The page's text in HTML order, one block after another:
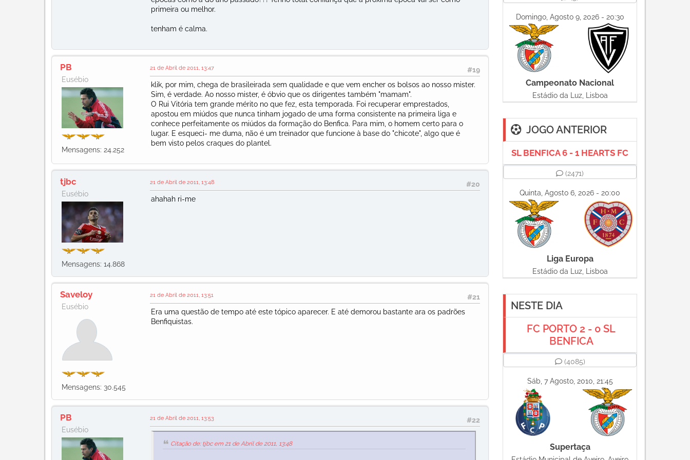
primeira ou melhor.
tenham é calma.
PB
Eusébio
Mensagens: 24.252
#19
21 de Abril de 2011, 13:47
klik, por mim, chega de brasileirada sem qualidade e que vem encher os bolsos ao nosso mister.
Sim, é verdade. Ao nosso mister, é óbvio que os dirigentes também "mamam".
O Rui Vitória tem grande mérito no que fez, esta temporada. Foi recuperar emprestados,
apostou em miúdos que nunca tinham jogado de uma forma consistente na primeira liga e
conhece perfeitamente os miúdos da formação do Benfica. Para mim, o homem certo para o
lugar. E esqueci- me duma, não é um treinador que funcione à base do "chicote", algo que é
bem visto pelos craques do plantel.
tjbc
Eusébio
Mensagens: 14.868
#20
21 de Abril de 2011, 13:48
ahahah ri-me
Saveloy
Eusébio
Mensagens: 30.545
#21
21 de Abril de 2011, 13:51
Era uma questão de tempo até este tópico aparecer. E até demorou bastante ara os padrões
Benfiquistas.
PB
Eusébio
#22
21 de Abril de 2011, 13:53
Citação de: tjbc em 21 de Abril de 2011, 13:48
Domingo, Agosto 9, 2026 - 20:30
Campeonato Nacional
Estádio da Luz, Lisboa
JOGO ANTERIOR
SL BENFICA 6 - 1 HEARTS FC
(2471)
Quinta, Agosto 6, 2026 - 20:00
Liga Europa
Estádio da Luz, Lisboa
NESTE DIA
FC PORTO 2 - 0 SL
BENFICA
(4085)
Sáb, 7 Agosto, 2010, 21:45
Supertaça